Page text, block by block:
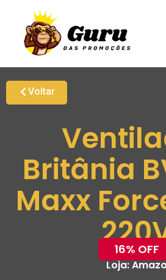
Voltar
Britânia
Maxx
16% OFF
Loja: